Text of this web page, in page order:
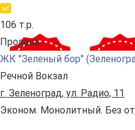
106 т.р.
Продана
ЖК "Зеленый бор"
Речной Вокзал
г. Зеленоград, ул. Радио, 11
Эконом. Монолитный. Без